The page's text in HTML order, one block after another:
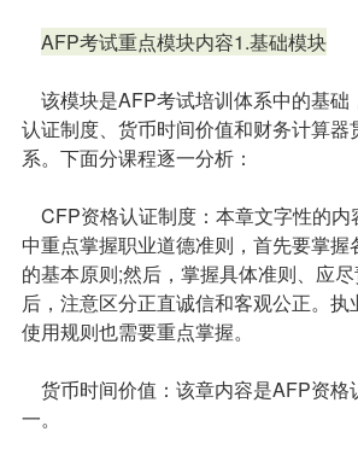
AFP考试重点模块内容1.基础模块
该模块是AFP考试培训体系中的基础
认证制度、货币时间价值和财务计算器
系。下面分课程逐一分析：
CFP资格认证制度：本章文字性的内
中重点掌握职业道德准则，首先要掌握
的基本原则;然后，掌握具体准则、应
后，注意区分正直诚信和客观公正。
使用规则也需要重点掌握。
货币时间价值：该章内容是AFP资格
一。